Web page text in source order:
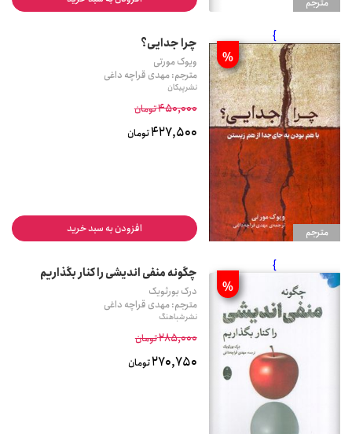
مترجم
}
%
چرا جدایی؟
ویوک مورتی
مترجم: مهدی قراچه داغی
نشر پیکان
450,000تومان
427,500تومان
افزودن به سبد خرید
}
%
چگونه منفی اندیشی را کنار بگذاریم
درک بورثویک
مترجم: مهدی قراچه داغی
نشر شباهنگ
285,000تومان
270,750تومان